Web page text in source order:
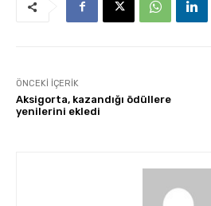
ÖNCEKI İÇERIK
Aksigorta, kazandığı ödüllere
yenilerini ekledi